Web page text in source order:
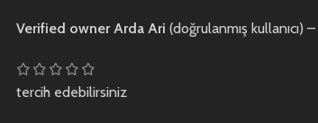
Verified owner Arda Ari (doğrulanmış kullanıcı) –
tercih edebilirsiniz